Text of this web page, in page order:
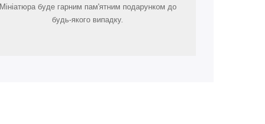
Мініатюра буде гарним пам'ятним подарунком до
будь-якого випадку.